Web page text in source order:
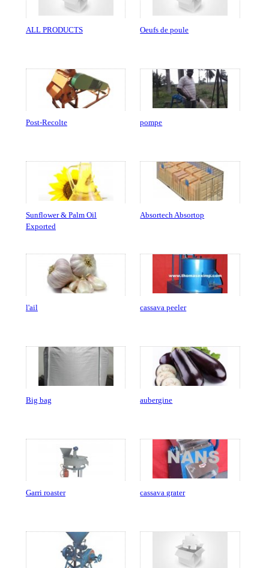
ALL PRODUCTS Oeufs de poule
Post-Recolte pompe
Sunflower & Palm Oil
Exported
Absortech Absortop
l'ail cassava peeler
Big bag aubergine
Garri roaster cassava grater